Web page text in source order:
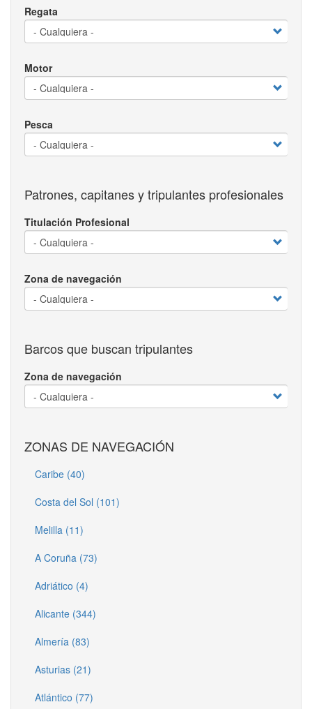
Regata
Motor
Pesca
Patrones, capitanes y tripulantes profesionales
Titulación Profesional
Zona de navegación
Barcos que buscan tripulantes
Zona de navegación
ZONAS DE NAVEGACIÓN
Caribe (40)
Costa del Sol (101)
Melilla (11)
A Coruña (73)
Adriático (4)
Alicante (344)
Almería (83)
Asturias (21)
Atlántico (77)